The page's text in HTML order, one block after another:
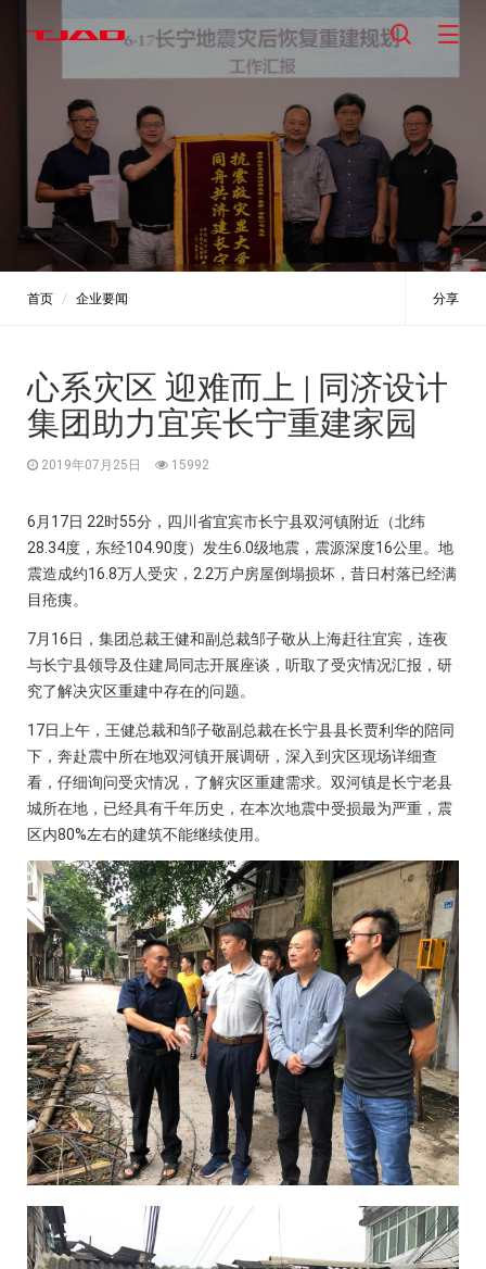
首页 企业要闻 分享
心系灾区 迎难而上 | 同济设计
集团助力宜宾长宁重建家园
2019年07月25日 15992
6月17日 22时55分，四川省宜宾市长宁县双河镇附近（北纬
28.34度，东经104.90度）发生6.0级地震，震源深度16公里。地
震造成约16.8万人受灾，2.2万户房屋倒塌损坏，昔日村落已经满
目疮痍。
7月16日，集团总裁王健和副总裁邹子敬从上海赶往宜宾，连夜
与长宁县领导及住建局同志开展座谈，听取了受灾情况汇报，研
究了解决灾区重建中存在的问题。
17日上午，王健总裁和邹子敬副总裁在长宁县县长贾利华的陪同
下，奔赴震中所在地双河镇开展调研，深入到灾区现场详细查
看，仔细询问受灾情况，了解灾区重建需求。双河镇是长宁老县
城所在地，已经具有千年历史，在本次地震中受损最为严重，震
区内80%左右的建筑不能继续使用。